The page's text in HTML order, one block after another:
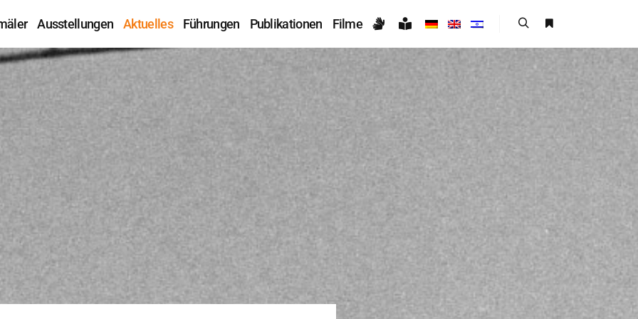
Ausstellungen Aktuelles Führungen Publikationen Filme